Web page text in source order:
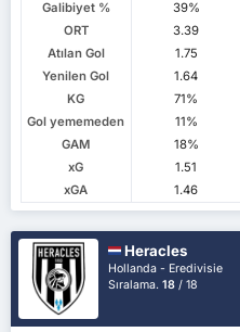
Galibiyet %
39%
ORT
3.39
Atılan Gol
1.75
Yenilen Gol
1.64
KG
71%
Gol yememeden
11%
GAM
18%
xG
1.51
xGA
1.46
Heracles
Hollanda - Eredivisie
Sıralama.18 / 18